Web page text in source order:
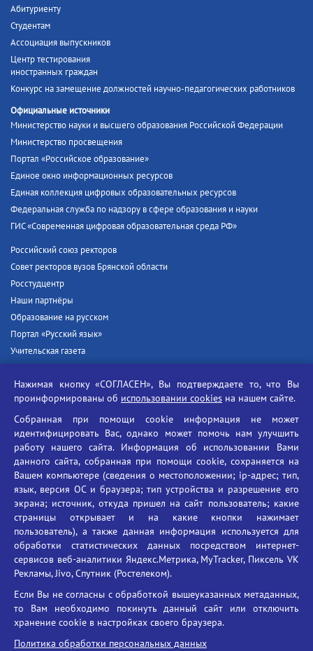
Абитуриенту
Студентам
Ассоциация выпускников
Центр тестирования
иностранных граждан
Конкурс на замещение должностей научно-педагогических работников
Официальные источники
Министерство науки и высшего образования Российской Федерации
Министерство просвещения
Портал «Российское образование»
Единое окно информационных ресурсов
Единая коллекция цифровых образовательных ресурсов
Федеральная служба по надзору в сфере образования и науки
ГИС «Современная цифровая образовательная среда РФ»
Российский союз ректоров
Совет ректоров вузов Брянской области
Росстудцентр
Наши партнёры
Образование на русском
Портал «Русский язык»
Учительская газета
Единый портал государственных услуг
Противодействие угрозам информационной безопасности
Социальные ролики - Генеральная прокуратура РФ
Противодействие коррупции
БГУ против наркотиков
Брянский государственный университет
имени академика И.Г. Петровского
Время работы: пн-пт 09:00-18:00
E-mail: bryanskgu@mail.ru
Телефон: +7(4832)58-90-85
Нажимая кнопку «СОГЛАСЕН», Вы подтверждаете то, что Вы
проинформированы об использовании cookies на нашем сайте.
Собранная при помощи cookie информация не может
идентифицировать Вас, однако может помочь нам улучшить
работу нашего сайта. Информация об использовании Вами
данного сайта, собранная при помощи cookie, сохраняется на
Вашем компьютере (сведения о местоположении; ip-адрес; тип,
язык, версия ОС и браузера; тип устройства и разрешение его
экрана; источник, откуда пришел на сайт пользователь; какие
страницы открывает и на какие кнопки нажимает
пользователь), а также данная информация используется для
обработки статистических данных посредством интернет-
сервисов веб-аналитики Яндекс.Метрика, MyTracker, Пиксель VK
Рекламы, Jivo, Спутник (Ростелеком).
Если Вы не согласны с обработкой вышеуказанных метаданных,
то Вам необходимо покинуть данный сайт или отключить
хранение cookie в настройках своего браузера.
Политика обработки персональных данных